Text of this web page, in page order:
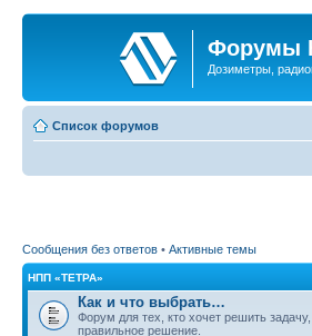
Форумы
Дозиметры,
Список форумов
Сообщения без ответов • Активные темы
НПП «ТЕТРА»
Как и что выбрать…
Форум для тех, кто хочет решить
правильное решение.